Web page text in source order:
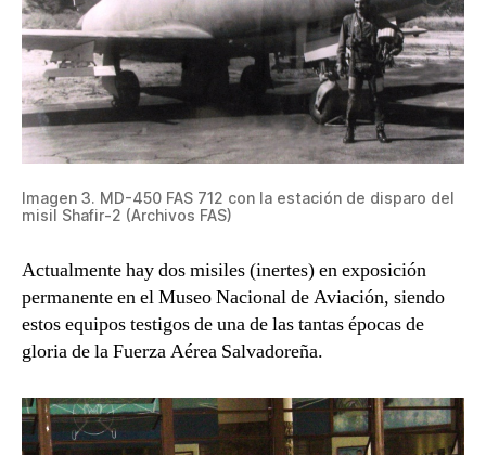
Imagen 3. MD-450 FAS 712 con la estación de disparo del
misil Shafir-2 (Archivos FAS)
Actualmente hay dos misiles (inertes) en exposición
permanente en el Museo Nacional de Aviación, siendo
estos equipos testigos de una de las tantas épocas de
gloria de la Fuerza Aérea Salvadoreña.